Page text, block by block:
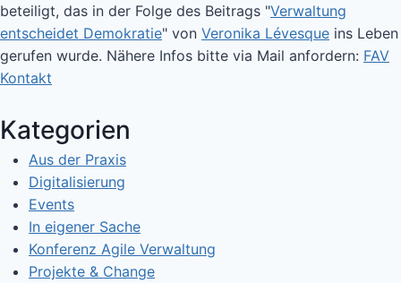
beteiligt, das in der Folge des Beitrags "Verwaltung
entscheidet Demokratie" von Veronika Lévesque ins Leben
gerufen wurde. Nähere Infos bitte via Mail anfordern: FAV
Kontakt
Kategorien
Aus der Praxis
Digitalisierung
Events
In eigener Sache
Konferenz Agile Verwaltung
Projekte & Change